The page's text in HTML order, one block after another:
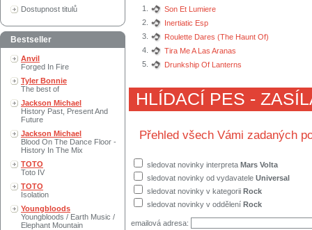
Dostupnost titulů
Bestseller
Anvil
Forged In Fire
Tyler Bonnie
The best of
Jackson Michael
History Past, Present And
Future
Jackson Michael
Blood On The Dance Floor -
History In The Mix
TOTO
Toto IV
TOTO
Isolation
Youngbloods
Youngbloods / Earth Music /
Elephant Mountain
1.
Son Et Lumiere
2.
Inertiatic Esp
3.
Roulette Dares (The Haunt Of)
4.
Tira Me A Las Aranas
5.
Drunkship Of Lanterns
HLÍDACÍ PES -
Přehled všech Vámi zadaných
sledovat novinky interpreta Mars Volta
sledovat novinky od vydavatele Universal
sledovat novinky v kategorii Rock
sledovat novinky v oddělení Rock
emailová adresa: